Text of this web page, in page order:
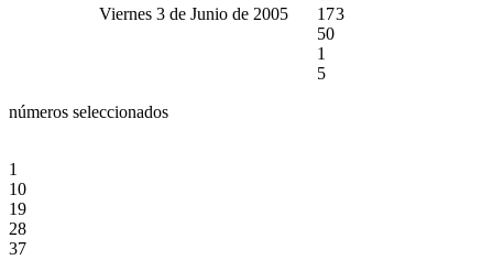
Viernes 3 de Junio de 2005
17
50
1
5
3
números seleccionados
1
10
19
28
37